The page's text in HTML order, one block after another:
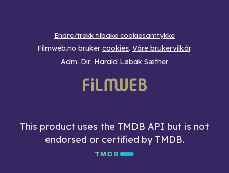
Endre/trekk tilbake cookiesamtykke
Filmweb.no bruker cookies. Våre brukervilkår.
Adm. Dir: Harald Løbak Sæther
This product uses the TMDB API but is not
endorsed or certified by TMDB.